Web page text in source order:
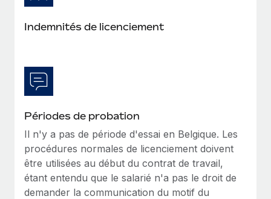
En savoir plus
Indemnités de licenciement
Périodes de probation
Il n'y a pas de période d'essai en Belgique. Les
procédures normales de licenciement doivent
être utilisées au début du contrat de travail,
étant entendu que le salarié n'a pas le droit de
demander la communication du motif du